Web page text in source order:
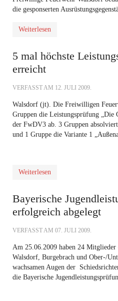
die gesponserten
Weiterlesen
5 mal höchste
erreicht
VERFASST AM 12. JULI 2009.
Walsdorf (jt). Die Freiwilligen
Gruppen die Leistungsprüfung „Die
der FwDV3 ab. 3 Gruppen
und 1 Gruppe die Variante 1
Weiterlesen
Bayerische
erfolgreich abgelegt
VERFASST AM 07. JULI 2009.
Am 25.06.2009 haben 24 Mitglieder
Walsdorf, Burgebrach und Ober-/
wachsamen Augen der
die Bayerische